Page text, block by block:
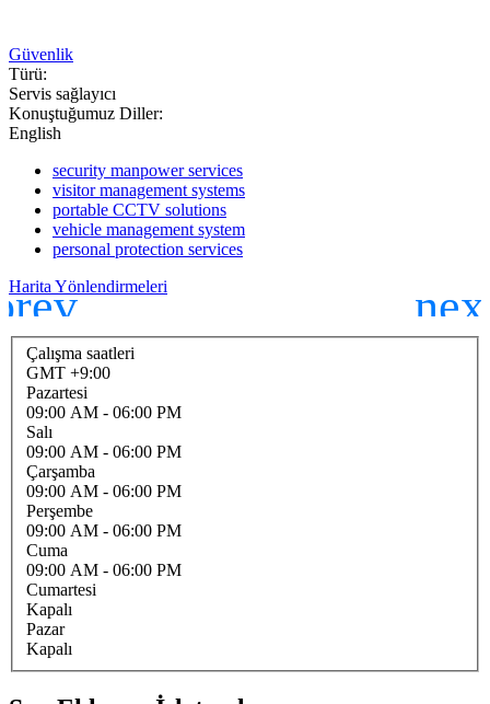
Güvenlik
Türü:
Servis sağlayıcı
Konuştuğumuz Diller:
English
security manpower services
visitor management systems
portable CCTV solutions
vehicle management system
personal protection services
Harita Yönlendirmeleri
Çalışma saatleri
GMT +9:00
Pazartesi
09:00 AM - 06:00 PM
Salı
09:00 AM - 06:00 PM
Çarşamba
09:00 AM - 06:00 PM
Perşembe
09:00 AM - 06:00 PM
Cuma
09:00 AM - 06:00 PM
Cumartesi
Kapalı
Pazar
Kapalı